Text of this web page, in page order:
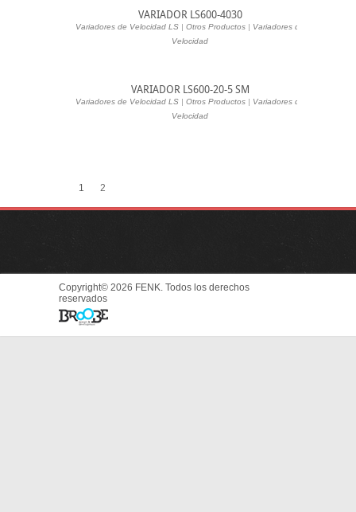
VARIADOR LS600-4030
Variadores de Velocidad LS | Otros Productos | Variadores de
Velocidad
VARIADOR LS600-20-5 SM
Variadores de Velocidad LS | Otros Productos | Variadores de
Velocidad
1 2
Copyright© 2026 FENK. Todos los derechos
reservados